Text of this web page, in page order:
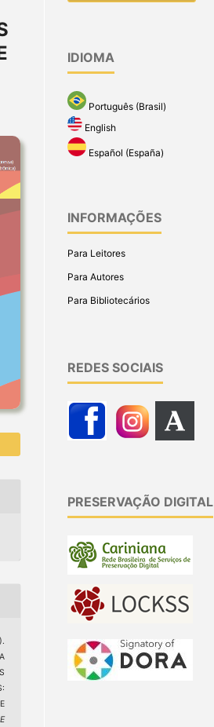
IDIOMA
Português (Brasil)
English
Español (España)
INFORMAÇÕES
Para Leitores
Para Autores
Para Bibliotecários
REDES SOCIAIS
PRESERVAÇÃO DIGITAL